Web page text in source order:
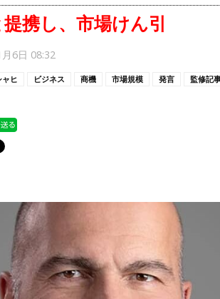
携し、市場けん引
6日 08:32
ヒ ビジネス 商機 市場規模 発言 監修記